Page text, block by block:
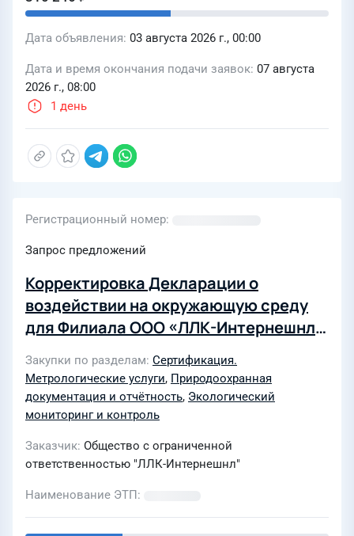
Дата объявления 03 августа 2026 г., 00:00
Дата и время окончания подачи заявок 07 августа
2026 г., 08:00
1 день
Регистрационный номер
Запрос предложений
Корректировка Декларации о
воздействии на окружающую среду
для Филиала ООО «ЛЛК-Интернешнл»
«Битумные технологии» г.
Екатеринбург
Закупки по разделам Сертификация.
Метрологические услуги, Природоохранная
документация и отчётность, Экологический
мониторинг и контроль
Заказчик Общество с ограниченной
ответственностью "ЛЛК-Интернешнл"
Наименование ЭТП